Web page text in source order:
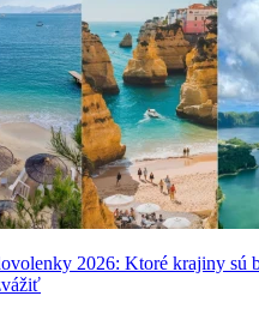
2026: Ktoré krajiny sú